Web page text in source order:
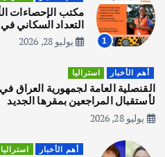
2
يوليو 30, 2026
3
يوليو 30, 2026
1
التعداد السكاني في11 من الشهر المقبل
يوليو 28, 2026
أهم الأخبار استراليا
القنصلية العامة لجمهورية العراق
لأستقبال المراجعين بمقرها الجديد
يوليو 28, 2026
أهم الأخبار استراليا